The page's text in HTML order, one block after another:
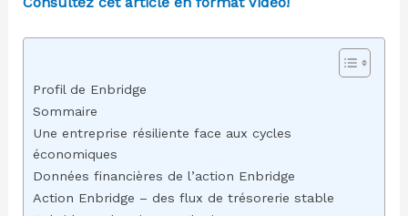
Profil de Enbridge
Sommaire
Une entreprise résiliente face aux cycles
économiques
Données financières de l’action Enbridge
Action Enbridge – des flux de trésorerie stable